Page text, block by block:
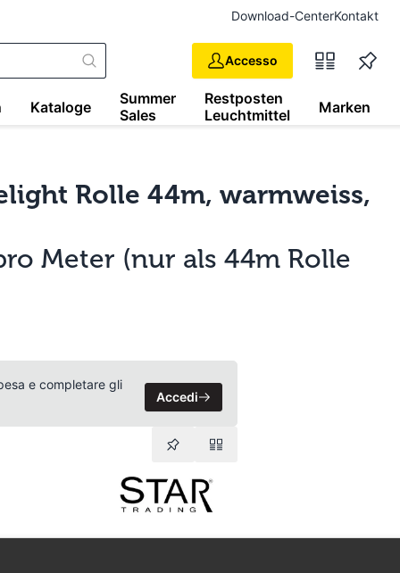
Download-CenterKontakt
Accesso
Kataloge
Summer
Sales
Restposten
Leuchtmittel
Marken
Rolle 44m, warmweiss,
Meter (nur als 44m Rolle
e completare gli
Accedi